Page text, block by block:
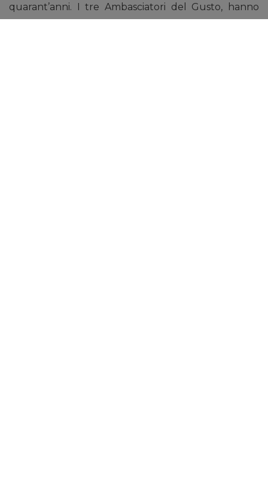
quarant’anni. I tre Ambasciatori del Gusto, hanno